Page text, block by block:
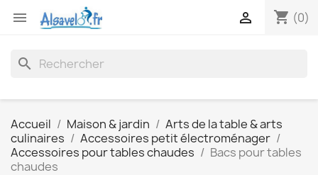
 shopping_cart (0)

search
Accueil Maison & jardin
Arts de la table & arts
culinaires
Accessoires petit électroménager
Accessoires pour tables chaudes
Bacs pour tables
chaudes